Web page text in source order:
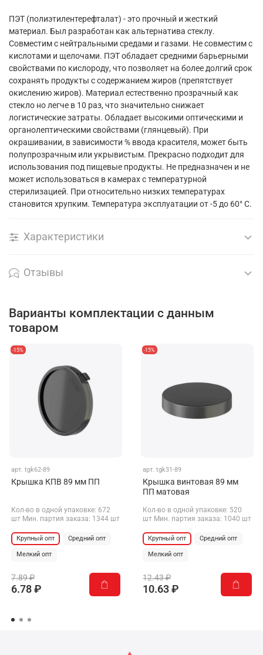
ПЭТ (полиэтилентерефталат) - это прочный и жесткий
материал. Был разработан как альтернатива стеклу.
Совместим с нейтральными средами и газами. Не совместим с
кислотами и щелочами. ПЭТ обладает средними барьерными
свойствами по кислороду, что позволяет на более долгий срок
сохранять продукты с содержанием жиров (препятствует
окислению жиров). Материал естественно прозрачный как
стекло но легче в 10 раз, что значительно снижает
логистические затраты. Обладает высокими оптическими и
органолептическими свойствами (глянцевый). При
окрашивании, в зависимости % ввода красителя, может быть
полупрозрачным или укрывистым. Прекрасно подходит для
использования под пищевые продукты. Не предназначен и не
может использоваться в камерах с температурной
стерилизацией. При относительно низких температурах
становится хрупким. Температура эксплуатации от -5 до 60° С.
Характеристики
Отзывы
Варианты комплектации с данным
товаром
-15%
арт.tgk62-89
Крышка КПВ 89 мм ПП
Кол-во в одной упаковке: 672
шт Мин. партия заказа: 1344 шт
Крупный опт Средний опт
Мелкий опт
7.89 ₽
6.78 ₽
-15%
арт.tgk31-89
Крышка винтовая 89 мм
ПП матовая
Кол-во в одной упаковке: 520
шт Мин. партия заказа: 1040 шт
Крупный опт Средний опт
Мелкий опт
12.43 ₽
10.63 ₽